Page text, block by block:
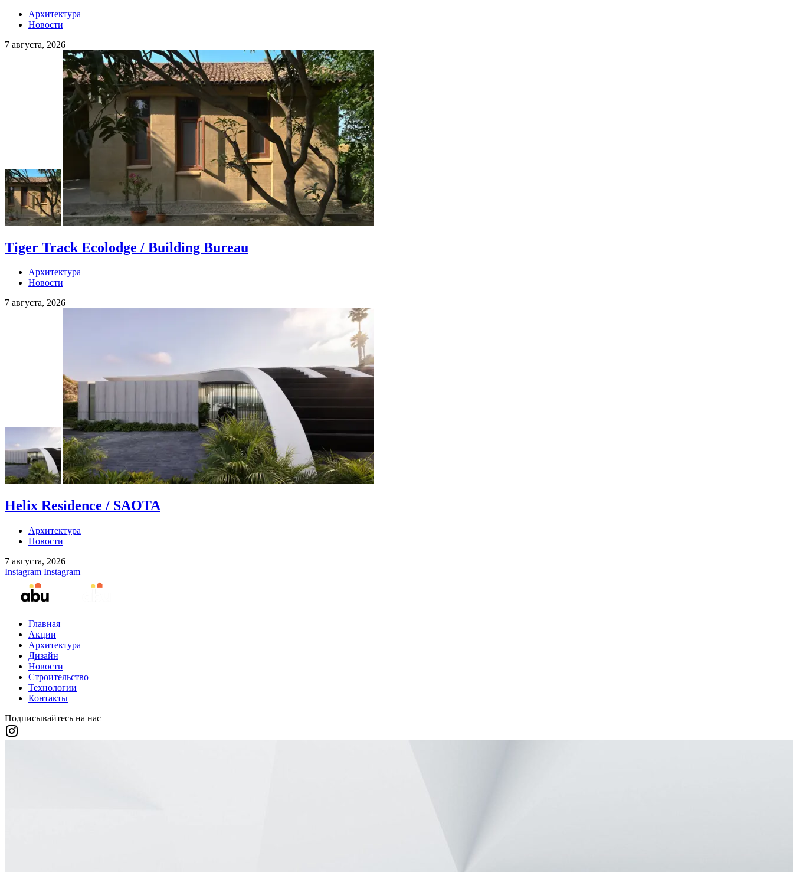
Архитектура
Новости
7 августа, 2026
Tiger Track Ecolodge / Building Bureau
Архитектура
Новости
7 августа, 2026
Helix Residence / SAOTA
Архитектура
Новости
7 августа, 2026
Instagram Instagram
Главная
Акции
Архитектура
Дизайн
Новости
Строительство
Технологии
Контакты
Подписывайтесь на нас